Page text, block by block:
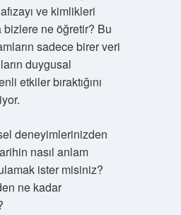
ve kimlikleri
bizlere ne öğretir? Bu
sadece birer veri
duygusal
etkiler bıraktığını
deneyimlerinizden
nasıl anlam
ister misiniz?
ne kadar